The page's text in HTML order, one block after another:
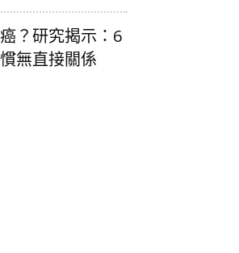
？研究揭示：6
無直接關係